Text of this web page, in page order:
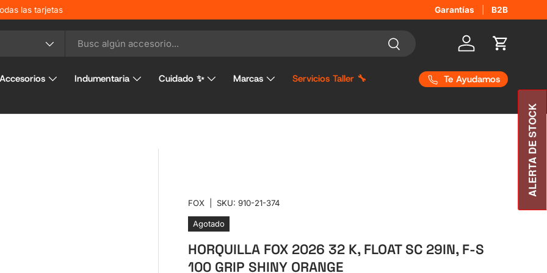
las tarjetas ¿Quieres distribuir nuestras
Garantías B2B
Buscar
Iniciar sesión
Carrito
Accesorios Indumentaria Cuidado ✨ Marcas
Servicios Taller 🔧
Te Ayudamos
FOX SKU: 910-21-374
Agotado
HORQUILLA FOX 2026 32 K, FLOAT SC 29IN, F-S
100 GRIP SHINY ORANGE
ALERTA DE STOCK